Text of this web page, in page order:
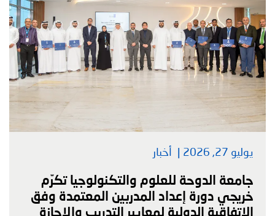
يوليو 27, 2026 أخبار
جامعة الدوحة للعلوم والتكنولوجيا تكرّم
خريجي دورة إعداد المدربين المعتمدة وفق
الاتفاقية الدولية لمعايير التدريب والإجازة